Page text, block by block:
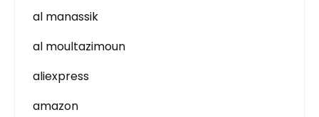
al manassik
al moultazimoun
aliexpress
amazon